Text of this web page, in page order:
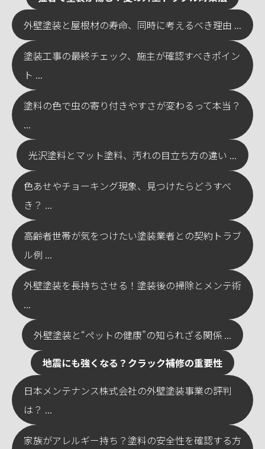
外壁塗装と屋根材の寿命、同時に考えるべき理由 ...
塗装工事の最終チェック、施主が確認すべきポイン
ト ...
塗料の色で虫の寄り付きやすさが変わるって本当？
...
光沢塗料とマット塗料、汚れの目立ち方の違い ...
色あせやチョーキング現象、見つけたらどうすべ
き？ ...
高齢者世帯が気をつけたい塗装業者との契約トラブ
ル例 ...
外壁塗装を長持ちさせる！塗装後の掃除とメンテ術
...
外壁塗装と“ペットの健康”の知られざる関係 ...
地震にも強くなる？クラック補修の重要性
日本メンテナンス株式会社の外壁塗装事業の評判
は？ ...
家族がアレルギー持ち？塗料の安全性を確認する方